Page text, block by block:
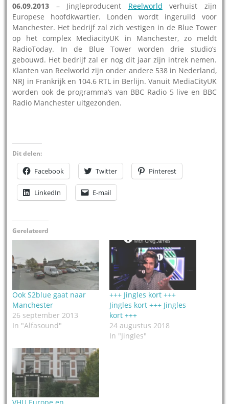
06.09.2013 – Jingleproducent Reelworld verhuist zijn
Europese hoofdkwartier. Londen wordt ingeruild voor
Manchester. Het bedrijf zal zich vestigen in de Blue Tower
op het complex MediacityUK in Manchester, zo meldt
RadioToday. In de Blue Tower worden drie studio’s
gebouwd. Het bedrijf zal er nog dit jaar zijn intrek nemen.
Klanten van Reelworld zijn onder andere 538 in Nederland,
NRJ in Frankrijk en 104.6 RTL in Berlijn. Vanuit MediaCityUK
worden ook de programma’s van BBC Radio 5 live en BBC
Radio Manchester uitgezonden.
Dit delen:
Facebook Twitter Pinterest
LinkedIn E-mail
Gerelateerd
Ook S2blue gaat naar
Manchester
26 september 2013
In "Alfasound"
+++ Jingles kort +++
Jingles kort +++ Jingles
kort +++
24 augustus 2018
In "Jingles"